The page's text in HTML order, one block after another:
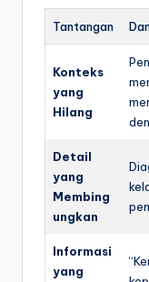
U
Tantangan
Konteks
yang
Hilang
Detail
yang
Membing
ungkan
Informasi
yang